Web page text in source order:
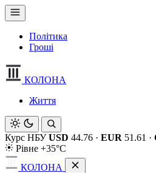
Політика
Гроші
КОЛОНА
Життя
Курс НБУ USD 44.76 · EUR 51.61 ·
Рівне +35°C
КОЛОНА